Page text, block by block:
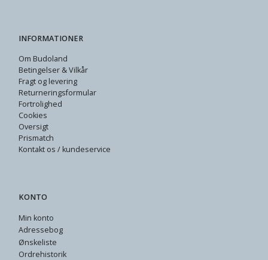
INFORMATIONER
Om Budoland
Betingelser & Vilkår
Fragt og levering
Returneringsformular
Fortrolighed
Cookies
Oversigt
Prismatch
Kontakt os / kundeservice
KONTO
Min konto
Adressebog
Ønskeliste
Ordrehistorik